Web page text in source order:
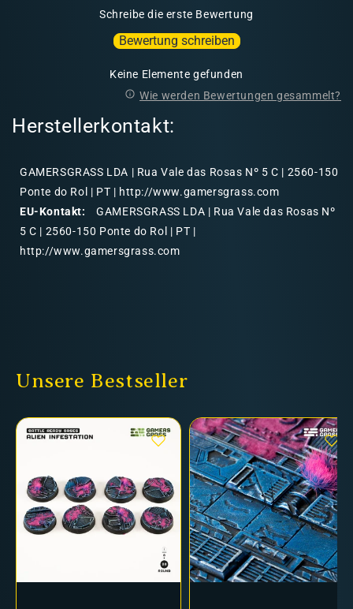
Schreibe die erste Bewertung
Bewertung schreiben
Keine Elemente gefunden
Wie werden Bewertungen gesammelt?
Herstellerkontakt:
GAMERSGRASS LDA | Rua Vale das Rosas Nº 5 C | 2560-150
Ponte do Rol | PT | http://www.gamersgrass.com
EU-Kontakt:
GAMERSGRASS LDA | Rua Vale das Rosas Nº
5 C | 2560-150 Ponte do Rol | PT |
http://www.gamersgrass.com
Unsere Bestseller